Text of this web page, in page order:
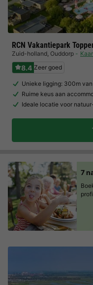
RCN Vakantiepark
Zuid-holland, Ouddorp
8.4 Zeer goed
Unieke ligging: 300m
Ruime keus aan
Ideale locatie voor
7